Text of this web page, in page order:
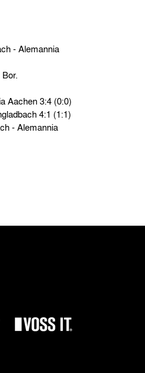
Testspiele › Do. 29.05.19 › Bor. Mönchengladbach - Alemannia Aachen 3:4 (0:0)
Testspiele › So. 25.05.19 › Alemannia Aachen - Bor. Mönchengladbach 4:1 (1:1)